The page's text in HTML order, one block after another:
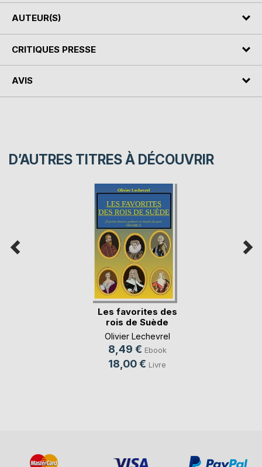
AUTEUR(S)
CRITIQUES PRESSE
AVIS
D’AUTRES TITRES À DÉCOUVRIR
Les favorites des
rois de Suède
Olivier Lechevrel
8,49 € Ebook
18,00 € Livre